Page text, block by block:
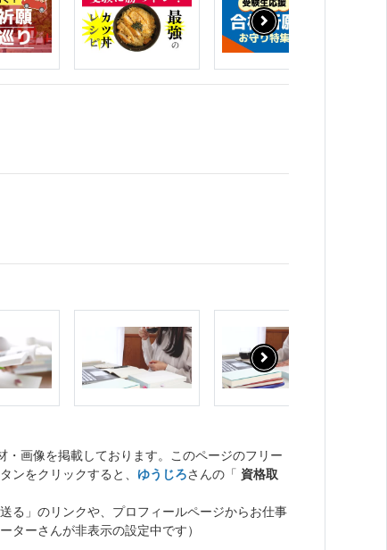
画像を掲載しております。このページのフリー
ンをクリックすると、 ゆうじろさんの「 資格取
る」のリンクや、プロフィールページからお仕事
ターさんが非表示の設定中です）